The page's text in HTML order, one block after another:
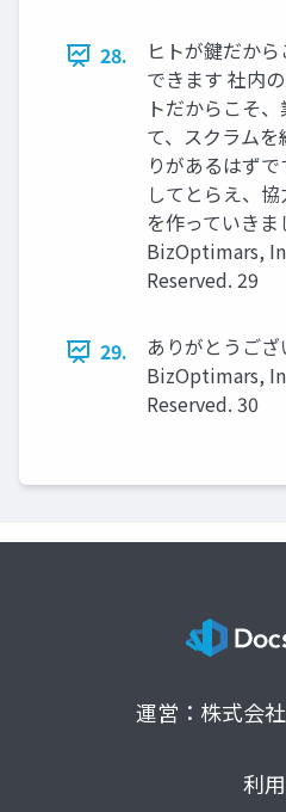
28.
ヒトが鍵だか
できます 社内
トだからこそ
て、スクラム
りがあるはず
してとらえ、
を作っていき
BizOptimars,
Reserved. 29
29.
ありがとうご
BizOptimars,
Reserved. 30
運営：株式会
利